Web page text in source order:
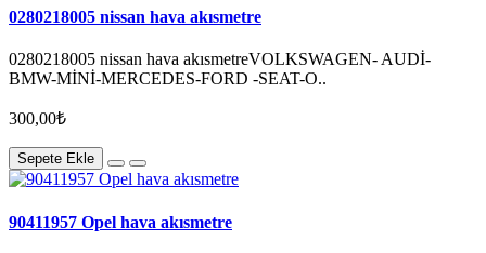
0280218005 nissan hava akısmetre
0280218005 nissan hava akısmetreVOLKSWAGEN- AUDİ-
BMW-MİNİ-MERCEDES-FORD -SEAT-O..
300,00₺
Sepete Ekle
90411957 Opel hava akısmetre